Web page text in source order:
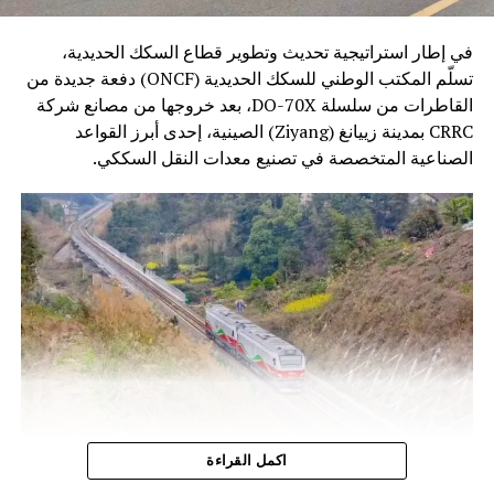
في إطار استراتيجية تحديث وتطوير قطاع السكك الحديدية،
تسلّم المكتب الوطني للسكك الحديدية (ONCF) دفعة جديدة من
القاطرات من سلسلة DO-70X، بعد خروجها من مصانع شركة
CRRC بمدينة زييانغ (Ziyang) الصينية، إحدى أبرز القواعد
الصناعية المتخصصة في تصنيع معدات النقل السككي.
وتندرج هذه الخطوة ضمن برنامج تحديث أسطول الجر الذي
أطلقه المكتب الوطني للسكك الحديدية، بهدف الرفع من كفاءة
اكمل القراءة